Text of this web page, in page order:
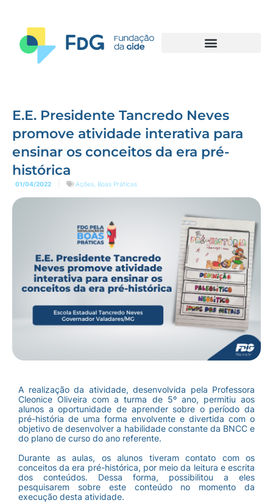
E.E. Presidente Tancredo Neves
promove atividade interativa para
ensinar os conceitos da era pré-
histórica
01/04/2022 Ações Boas Práticas
A realização da atividade, desenvolvida pela Professora
Cleonice Oliveira com a turma de 5º ano, permitiu aos
alunos a oportunidade de aprender sobre o período da
pré-história de uma forma envolvente e divertida com o
objetivo de desenvolver a habilidade constante da BNCC e
do plano de curso do ano referente.
Durante as aulas, os alunos tiveram contato com os
conceitos da era pré-histórica, por meio da leitura e escrita
dos conteúdos. Dessa forma, possibilitou a eles
pesquisarem sobre este conteúdo no momento da
execução desta atividade.